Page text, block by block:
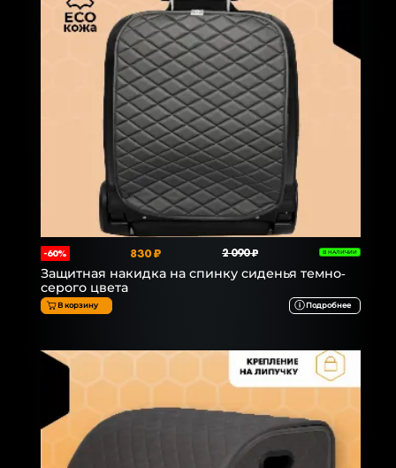
-60% 830 ₽ 2 090 ₽ В НАЛИЧИИ
Защитная накидка на спинку сиденья темно-
серого цвета
В корзину Подробнее